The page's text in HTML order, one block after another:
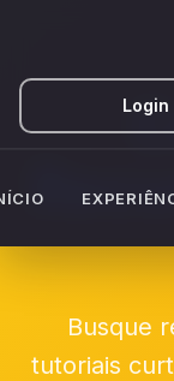
Login
Busque
tutoriais